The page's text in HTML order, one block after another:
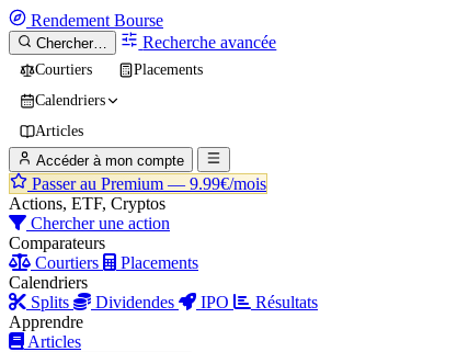
Rendement Bourse
Chercher… Recherche avancée
Courtiers
Placements
Calendriers
Articles
Accéder à mon compte
Passer au Premium — 9.99€/mois
Actions, ETF, Cryptos
Chercher une action
Comparateurs
Courtiers
Placements
Calendriers
Splits
Dividendes IPO
Résultats
Apprendre
Articles